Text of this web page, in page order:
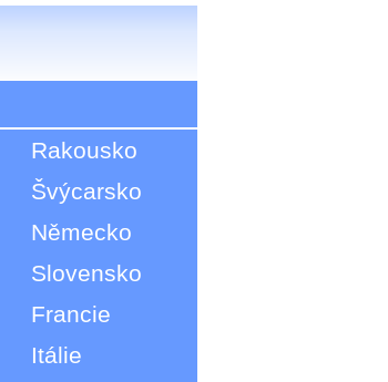
Rakousko
Švýcarsko
Německo
Slovensko
Francie
Itálie